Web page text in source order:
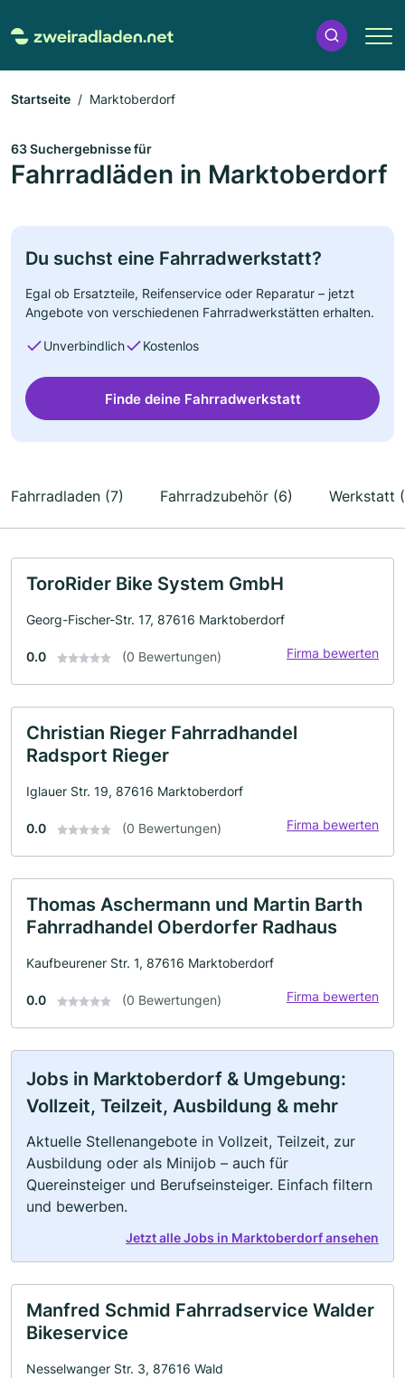
Startseite Marktoberdorf
63 Suchergebnisse für
Fahrradläden in Marktoberdorf
Du suchst eine Fahrradwerkstatt?
Egal ob Ersatzteile, Reifenservice oder Reparatur – jetzt
Angebote von verschiedenen Fahrradwerkstätten erhalten.
Unverbindlich Kostenlos
Finde deine Fahrradwerkstatt
Fahrradladen (7) Fahrradzubehör (6) Werkstatt
ToroRider Bike System GmbH
Georg-Fischer-Str. 17, 87616 Marktoberdorf
0.0 (0 Bewertungen) Firma bewerten
Christian Rieger Fahrradhandel
Radsport Rieger
Iglauer Str. 19, 87616 Marktoberdorf
0.0 (0 Bewertungen) Firma bewerten
Thomas Aschermann und Martin Barth
Fahrradhandel Oberdorfer Radhaus
Kaufbeurener Str. 1, 87616 Marktoberdorf
0.0 (0 Bewertungen) Firma bewerten
Jobs in Marktoberdorf & Umgebung:
Vollzeit, Teilzeit, Ausbildung & mehr
Aktuelle Stellenangebote in Vollzeit, Teilzeit, zur
Ausbildung oder als Minijob – auch für
Quereinsteiger und Berufseinsteiger. Einfach filtern
und bewerben.
Jetzt alle Jobs in Marktoberdorf ansehen
Manfred Schmid Fahrradservice Walder
Bikeservice
Nesselwanger Str. 3, 87616 Wald